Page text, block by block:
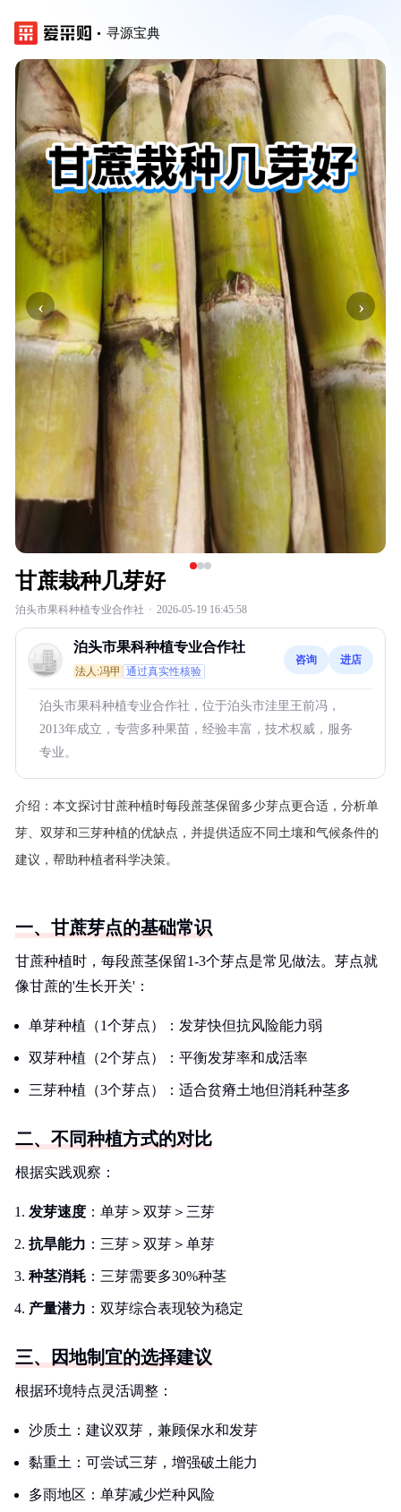
寻源宝典
‹ ›
甘蔗栽种几芽好
泊头市果科种植专业合作社 · 2026-05-19 16:45:58
泊头市果科种植专业合作社
法人:冯甲 通过真实性核验
咨询 进店
泊头市果科种植专业合作社，位于泊头市洼里王前冯，
2013年成立，专营多种果苗，经验丰富，技术权威，服务
专业。
介绍： 本文探讨甘蔗种植时每段蔗茎保留多少芽点更合适，分析单
芽、双芽和三芽种植的优缺点，并提供适应不同土壤和气候条件的
建议，帮助种植者科学决策。
一、甘蔗芽点的基础常识
甘蔗种植时，每段蔗茎保留1-3个芽点是常见做法。芽点就
像甘蔗的'生长开关'：
单芽种植（1个芽点）：发芽快但抗风险能力弱
双芽种植（2个芽点）：平衡发芽率和成活率
三芽种植（3个芽点）：适合贫瘠土地但消耗种茎多
二、不同种植方式的对比
根据实践观察：
发芽速度 ：单芽＞双芽＞三芽
抗旱能力 ：三芽＞双芽＞单芽
种茎消耗 ：三芽需要多30%种茎
产量潜力 ：双芽综合表现较为稳定
三、因地制宜的选择建议
根据环境特点灵活调整：
沙质土：建议双芽，兼顾保水和发芽
黏重土：可尝试三芽，增强破土能力
多雨地区：单芽减少烂种风险